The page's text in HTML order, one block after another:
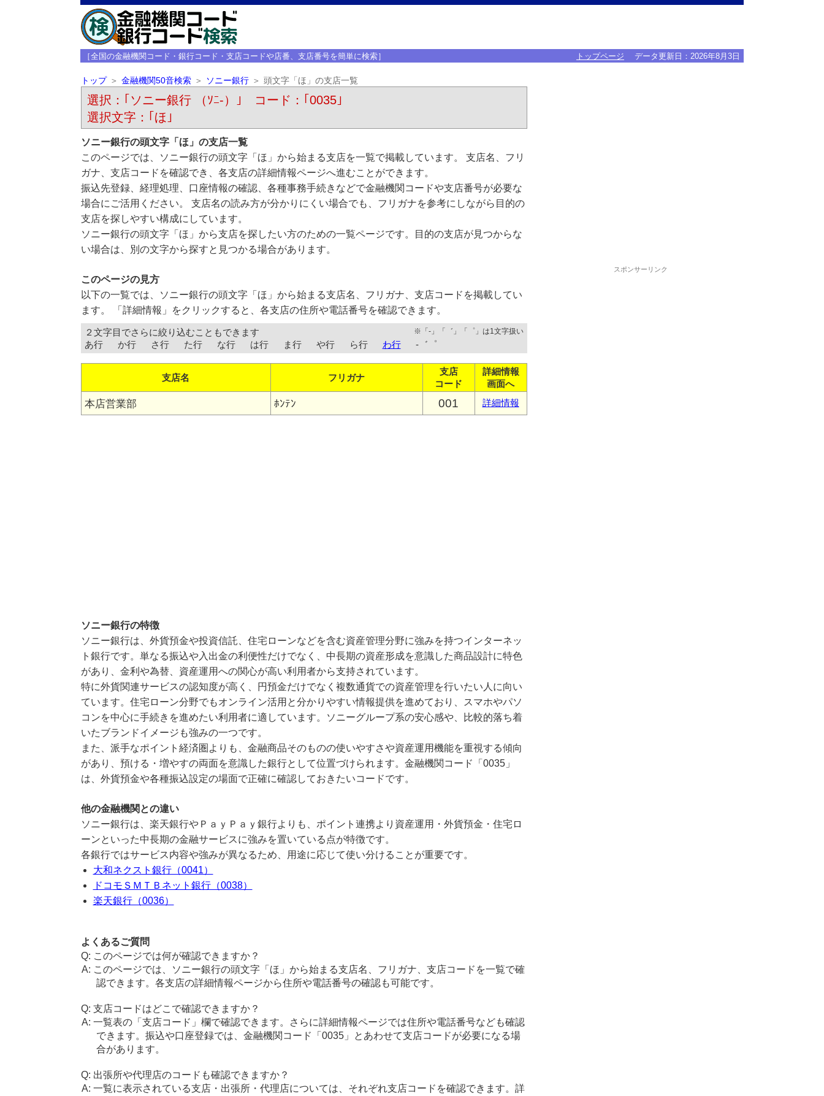
［全国の金融機関コード・銀行コード・支店コードや店番、支店番号を簡単に検索］ トップページ データ更新日： 2026年8月3日
トップ 金融機関50音検索 ソニー銀行 頭文字「ほ」の支店一覧
選択：｢ソニー銀行 （ｿﾆ-）｣ コード：｢0035｣
選択文字：｢ほ｣
ソニー銀行の頭文字「ほ」の支店一覧
このページでは、ソニー銀行の頭文字「ほ」から始まる支店を一覧で掲載しています。 支店名、フリ
ガナ、支店コードを確認でき、各支店の詳細情報ページへ進むことができます。
振込先登録、経理処理、口座情報の確認、各種事務手続きなどで金融機関コードや支店番号が必要な
場合にご活用ください。 支店名の読み方が分かりにくい場合でも、フリガナを参考にしながら目的の
支店を探しやすい構成にしています。
ソニー銀行の頭文字「ほ」から支店を探したい方のための一覧ページです。目的の支店が見つからな
い場合は、別の文字から探すと見つかる場合があります。
このページの見方
以下の一覧では、ソニー銀行の頭文字「ほ」から始まる支店名、フリガナ、支店コードを掲載してい
ます。 「詳細情報」をクリックすると、各支店の住所や電話番号を確認できます。
２文字目でさらに絞り込むこともできます ※「-」「゛」「゜」は1文字扱い
あ行 か行 さ行 た行 な行 は行 ま行 や行 ら行 わ行 -゛゜
支店名 フリガナ
支店
コード
詳細情報
画面へ
本店営業部 ﾎﾝﾃﾝ 001 詳細情報
ソニー銀行の特徴
ソニー銀行は、外貨預金や投資信託、住宅ローンなどを含む資産管理分野に強みを持つインターネッ
ト銀行です。単なる振込や入出金の利便性だけでなく、中長期の資産形成を意識した商品設計に特色
があり、金利や為替、資産運用への関心が高い利用者から支持されています。
特に外貨関連サービスの認知度が高く、円預金だけでなく複数通貨での資産管理を行いたい人に向い
ています。住宅ローン分野でもオンライン活用と分かりやすい情報提供を進めており、スマホやパソ
コンを中心に手続きを進めたい利用者に適しています。ソニーグループ系の安心感や、比較的落ち着
いたブランドイメージも強みの一つです。
また、派手なポイント経済圏よりも、金融商品そのものの使いやすさや資産運用機能を重視する傾向
があり、預ける・増やすの両面を意識した銀行として位置づけられます。金融機関コード「0035」
は、外貨預金や各種振込設定の場面で正確に確認しておきたいコードです。
他の金融機関との違い
ソニー銀行は、楽天銀行やＰａｙＰａｙ銀行よりも、ポイント連携より資産運用・外貨預金・住宅ロ
ーンといった中長期の金融サービスに強みを置いている点が特徴です。
各銀行ではサービス内容や強みが異なるため、用途に応じて使い分けることが重要です。
大和ネクスト銀行（0041）
ドコモＳＭＴＢネット銀行（0038）
楽天銀行（0036）
よくあるご質問
このページでは何が確認できますか？
このページでは、ソニー銀行の頭文字「ほ」から始まる支店名、フリガナ、支店コードを一覧で確
認できます。各支店の詳細情報ページから住所や電話番号の確認も可能です。
支店コードはどこで確認できますか？
一覧表の「支店コード」欄で確認できます。さらに詳細情報ページでは住所や電話番号なども確認
できます。振込や口座登録では、金融機関コード「0035」とあわせて支店コードが必要になる場
合があります。
出張所や代理店のコードも確認できますか？
一覧に表示されている支店・出張所・代理店については、それぞれ支店コードを確認できます。詳
スポンサーリンク